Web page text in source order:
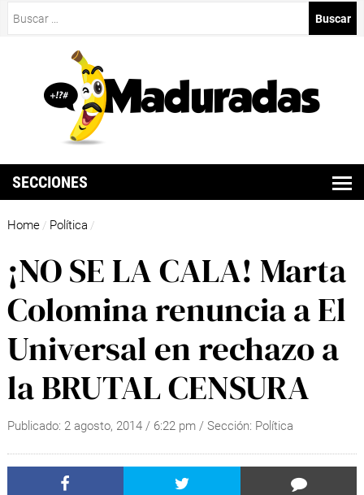
SECCIONES
Home / Política /
¡NO SE LA CALA! Marta
Colomina renuncia a El
Universal en rechazo a
la BRUTAL CENSURA
Publicado: 2 agosto, 2014/ 6:22 pm / Sección: Política